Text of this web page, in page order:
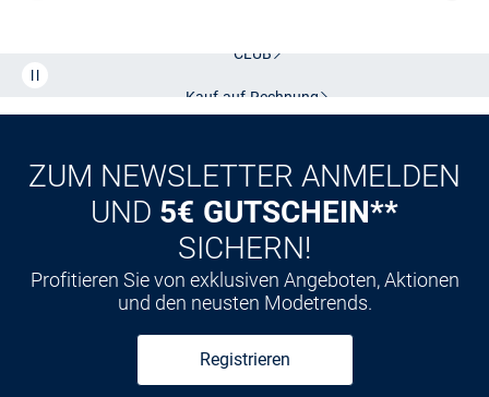
CLUB
Kauf auf Rechnung
ZUM NEWSLETTER ANMELDEN
UND 5€ GUTSCHEIN**
SICHERN!
Profitieren Sie von exklusiven Angeboten, Aktionen
und den neusten Modetrends.
Registrieren